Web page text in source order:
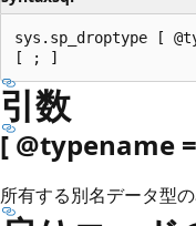
sys.sp_droptype [
引数
[ @typename
所有する別名データ型の